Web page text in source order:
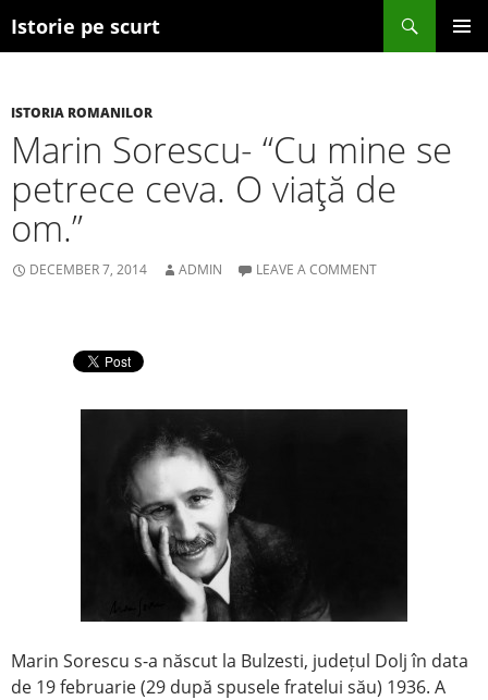
Istorie pe scurt
Search
SKIP TO CONTENT
ISTORIA ROMANILOR
Marin Sorescu- “Cu mine se
petrece ceva. O viaţă de
om.”
DECEMBER 7, 2014 ADMIN LEAVE A COMMENT
Marin Sorescu s-a născut la Bulzesti, județul Dolj în data
de 19 februarie (29 după spusele fratelui său) 1936. A